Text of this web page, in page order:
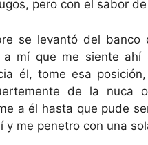
pero con el sabor
se levantó del banco
a mí que me siente ahí
él, tome esa
de la nuca
a él hasta que pude
y me penetro con una